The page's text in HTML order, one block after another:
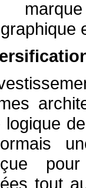
logique
tout